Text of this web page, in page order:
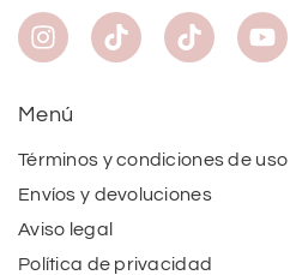
Menú
Términos y condiciones de uso
Envíos y devoluciones
Aviso legal
Política de privacidad